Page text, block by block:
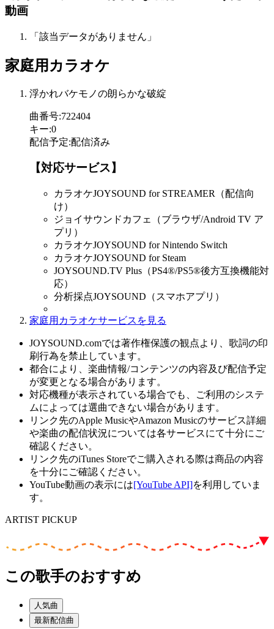
動画
「該当データがありません」
家庭用カラオケ
浮かれバケモノの朗らかな破綻
曲番号:722404
キー:0
配信予定:配信済み
【対応サービス】
カラオケJOYSOUND for STREAMER（配信向
け）
ジョイサウンドカフェ（ブラウザ/Android TV ア
プリ）
カラオケJOYSOUND for Nintendo Switch
カラオケJOYSOUND for Steam
JOYSOUND.TV Plus（PS4®/PS5®後方互換機能対
応）
分析採点JOYSOUND（スマホアプリ）
家庭用カラオケサービスを見る
JOYSOUND.comでは著作権保護の観点より、歌詞の印
刷行為を禁止しています。
都合により、楽曲情報/コンテンツの内容及び配信予定
が変更となる場合があります。
対応機種が表示されている場合でも、ご利用のシステ
ムによっては選曲できない場合があります。
リンク先のApple MusicやAmazon Musicのサービス詳細
や楽曲の配信状況については各サービスにて十分にご
確認ください。
リンク先のiTunes Storeでご購入される際は商品の内容
を十分にご確認ください。
YouTube動画の表示には[YouTube API]を利用していま
す。
ARTIST PICKUP
この歌手のおすすめ
人気曲
最新配信曲